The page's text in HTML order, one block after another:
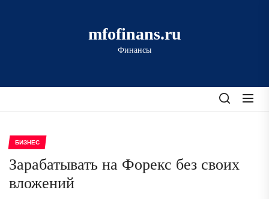
mfofinans.ru
Финансы
БИЗНЕС
Зарабатывать на Форекс без своих
вложений